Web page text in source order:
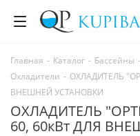
Главная - Каталог - Бассейны -
Охладители - ОХЛАДИТЕЛЬ
ВНЕШНЕЙ УСТАНОВКИ
ОХЛАДИТЕЛЬ
60, 60кВт ДЛЯ